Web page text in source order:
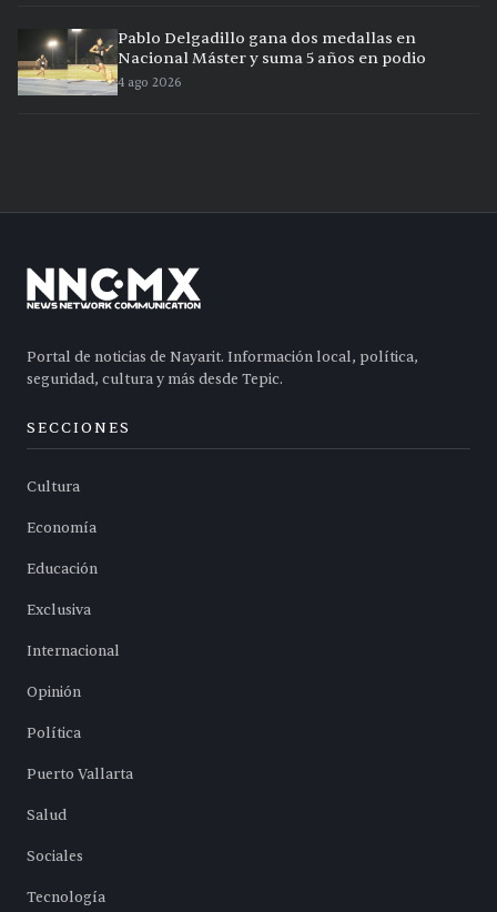
Pablo Delgadillo gana dos medallas en
Nacional Máster y suma 5 años en podio
4 ago 2026
Portal de noticias de Nayarit. Información local, política,
seguridad, cultura y más desde Tepic.
SECCIONES
Cultura
Economía
Educación
Exclusiva
Internacional
Opinión
Política
Puerto Vallarta
Salud
Sociales
Tecnología